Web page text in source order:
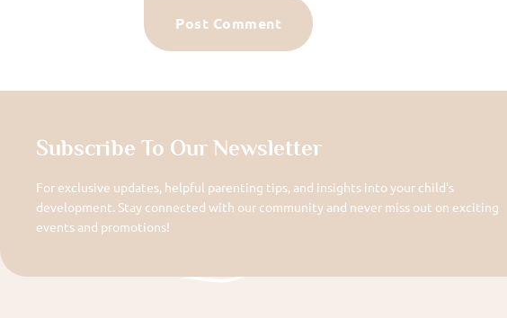
Subscribe To Our Newsletter
For exclusive updates, helpful parenting tips, and insights into your child's
development. Stay connected with our community and never miss out on exciting
events and promotions!